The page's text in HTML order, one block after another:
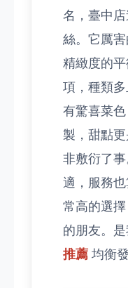
名，臺中
絲。它厲
精緻度的
項，種類
有驚喜菜
製，甜點
非敷衍了
適，服務
常高的選
的朋友。
推薦 均衡